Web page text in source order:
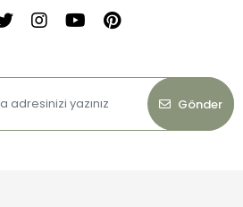
Gönder